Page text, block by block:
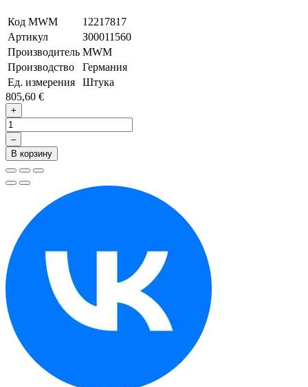
Код MWM
12217817
Артикул
З00011560
Производитель MWM
Производство
Германия
Ед. измерения
Штука
805,60 €
+
–
В корзину